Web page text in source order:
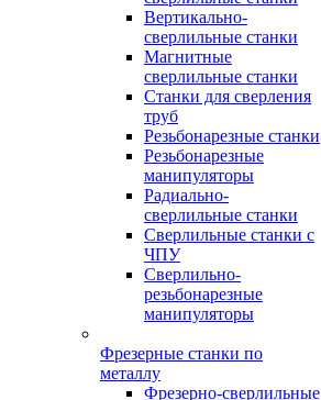
Вертикально-
сверлильные станки
Магнитные
сверлильные станки
Станки для сверления
труб
Резьбонарезные станки
Резьбонарезные
манипуляторы
Радиально-
сверлильные станки
Сверлильные станки с
ЧПУ
Сверлильно-
резьбонарезные
манипуляторы
Фрезерные станки по
металлу
Фрезерно-сверлильные